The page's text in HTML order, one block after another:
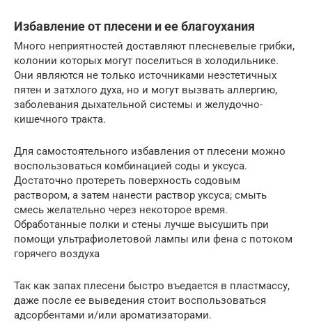
Избавление от плесени и ее благоухания
Много неприятностей доставляют плесневелые грибки,
колонии которых могут поселиться в холодильнике.
Они являются не только источниками неэстетичных
пятен и затхлого духа, но и могут вызвать аллергию,
заболевания дыхательной системы и желудочно-
кишечного тракта.
Для самостоятельного избавления от плесени можно
воспользоваться комбинацией соды и уксуса.
Достаточно протереть поверхность содовым
раствором, а затем нанести раствор уксуса; смыть
смесь желательно через некоторое время.
Обработанные полки и стены лучше высушить при
помощи ультрафиолетовой лампы или фена с потоком
горячего воздуха
Так как запах плесени быстро въедается в пластмассу,
даже после ее выведения стоит воспользоваться
адсорбентами и/или ароматизаторами.